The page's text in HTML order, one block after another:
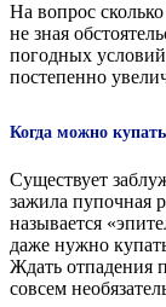
На вопрос
не зная
погодных
постепенно
Когда можно
Существует
зажила пупочная
называется
даже нужно
Ждать отпадения
совсем